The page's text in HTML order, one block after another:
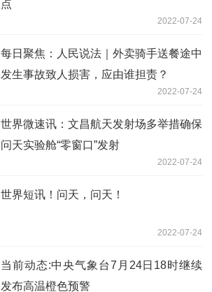
点
2022-07-24
每日聚焦：人民说法｜外卖骑手送餐途中
发生事故致人损害，应由谁担责？
2022-07-24
世界微速讯：文昌航天发射场多举措确保
问天实验舱“零窗口”发射
2022-07-24
世界短讯！问天，问天！
2022-07-24
当前动态:中央气象台7月24日18时继续
发布高温橙色预警